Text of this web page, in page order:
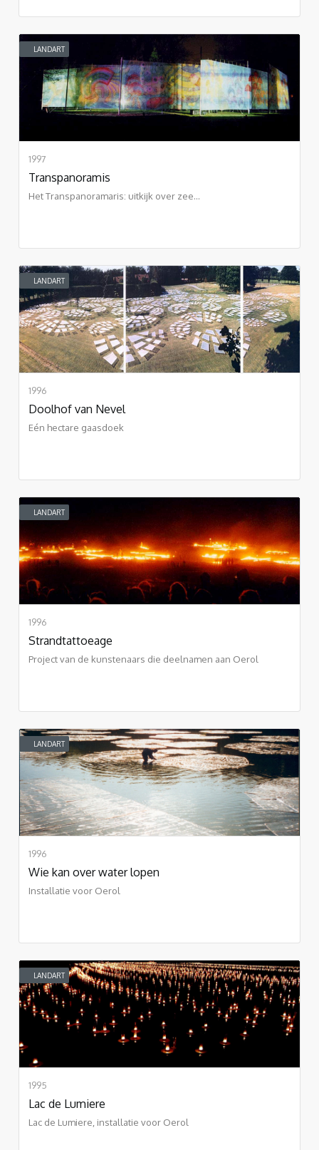
LANDART
1997
Transpanoramis
Het Transpanoramaris: uitkijk over zee...
LANDART
1996
Doolhof van Nevel
Eén hectare gaasdoek
LANDART
1996
Strandtattoeage
Project van de kunstenaars die deelnamen aan Oerol
LANDART
1996
Wie kan over water lopen
Installatie voor Oerol
LANDART
1995
Lac de Lumiere
Lac de Lumiere, installatie voor Oerol